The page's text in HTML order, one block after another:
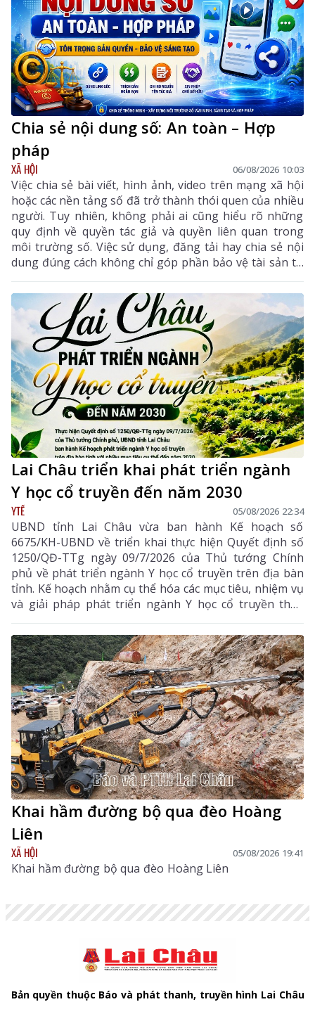
Chia sẻ nội dung số: An toàn – Hợp
pháp
XÃ HỘI 06/08/2026 10:03
Việc chia sẻ bài viết, hình ảnh, video trên mạng xã hội
hoặc các nền tảng số đã trở thành thói quen của nhiều
người. Tuy nhiên, không phải ai cũng hiểu rõ những
quy định về quyền tác giả và quyền liên quan trong
môi trường số. Việc sử dụng, đăng tải hay chia sẻ nội
dung đúng cách không chỉ góp phần bảo vệ tài sản trí
tuệ của tác giả, mà còn giúp mỗi cá nhân tránh những
vi phạm pháp luật khi tham gia không gian mạng.
Lai Châu triển khai phát triển ngành
Y học cổ truyền đến năm 2030
YTẾ 05/08/2026 22:34
UBND tỉnh Lai Châu vừa ban hành Kế hoạch số
6675/KH-UBND về triển khai thực hiện Quyết định số
1250/QĐ-TTg ngày 09/7/2026 của Thủ tướng Chính
phủ về phát triển ngành Y học cổ truyền trên địa bàn
tỉnh. Kế hoạch nhằm cụ thể hóa các mục tiêu, nhiệm vụ
và giải pháp phát triển ngành Y học cổ truyền theo
hướng hiện đại, hiệu quả, bền vững; đẩy mạnh kết
hợp y học cổ truyền với y học hiện đại, phát huy tiềm
năng dược liệu của địa phương, góp phần nâng cao
chất lượng chăm sóc, bảo vệ sức khỏe nhân dân và
thúc đẩy phát triển kinh tế - xã hội.
Khai hầm đường bộ qua đèo Hoàng
Liên
XÃ HỘI 05/08/2026 19:41
Khai hầm đường bộ qua đèo Hoàng Liên
Bản quyền thuộc Báo và phát thanh, truyền hình Lai Châu